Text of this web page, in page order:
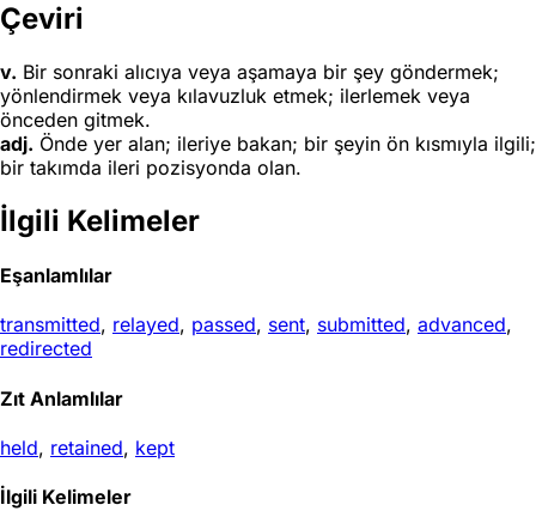
Çeviri
v. Bir sonraki alıcıya veya aşamaya bir şey göndermek;
yönlendirmek veya kılavuzluk etmek; ilerlemek veya
önceden gitmek.
adj. Önde yer alan; ileriye bakan; bir şeyin ön kısmıyla ilgili;
bir takımda ileri pozisyonda olan.
İlgili Kelimeler
Eşanlamlılar
transmitted, relayed, passed, sent, submitted, advanced,
redirected
Zıt Anlamlılar
held, retained, kept
İlgili Kelimeler